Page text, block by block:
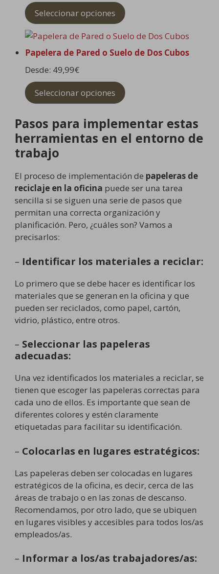
Seleccionar opciones
Papelera de Pared o Suelo de Dos Cubos
Desde: 49,99€
Seleccionar opciones
Pasos para implementar estas
herramientas en el entorno de
trabajo
El proceso de implementación de papeleras de
reciclaje en la oficina puede ser una tarea
sencilla si se siguen una serie de pasos que
permitan una correcta organización y
planificación. Pero, ¿cuáles son? Vamos a
precisarlos:
– Identificar los materiales a reciclar:
Lo primero que se debe hacer es identificar los
materiales que se generan en la oficina y que
pueden ser reciclados, como papel, cartón,
vidrio, plástico, entre otros.
– Seleccionar las papeleras
adecuadas:
Una vez identificados los materiales a reciclar, se
tienen que escoger las papeleras correctas para
cada uno de ellos. Es importante que sean de
diferentes colores y estén claramente
etiquetadas para facilitar su identificación.
– Colocarlas en lugares estratégicos:
Las papeleras deben ser colocadas en lugares
estratégicos de la oficina, es decir, cerca de las
áreas de trabajo o en las zonas de descanso.
Recomendamos, por otro lado, que se ubiquen
en lugares visibles y accesibles para todos los/as
empleados/as.
– Informar a los/as trabajadores/as: